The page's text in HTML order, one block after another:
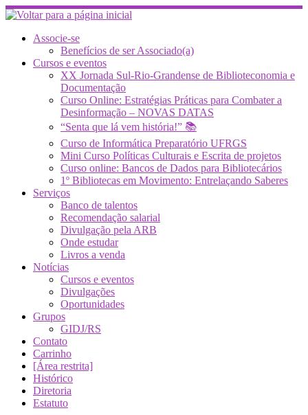
Skip
to
contentAssocie-se
Benefícios de ser Associado(a)
Cursos e eventos
XX Jornada Sul-Rio-Grandense de Biblioteconomia e
Documentação
Curso Online: Estratégias Práticas para Combater a
Desinformação – NOVAS DATAS
“Senta que lá vem história!” 📚
Curso de Informática Preparatório UFRGS
Mini Curso Políticas Culturais e Escrita de projetos
Curso online: Bancos de Dados para Bibliotecários
1º Bibliotecas em Movimento: Entrelaçando Saberes
Serviços
Banco de talentos
Recomendação salarial
Divulgação pela ARB
Onde estudar
Livros a venda
Notícias
Cursos e eventos
Divulgações
Oportunidades
Grupos
GIDJ/RS
Contato
Carrinho
[Área restrita]
Histórico
Diretoria
Estatuto